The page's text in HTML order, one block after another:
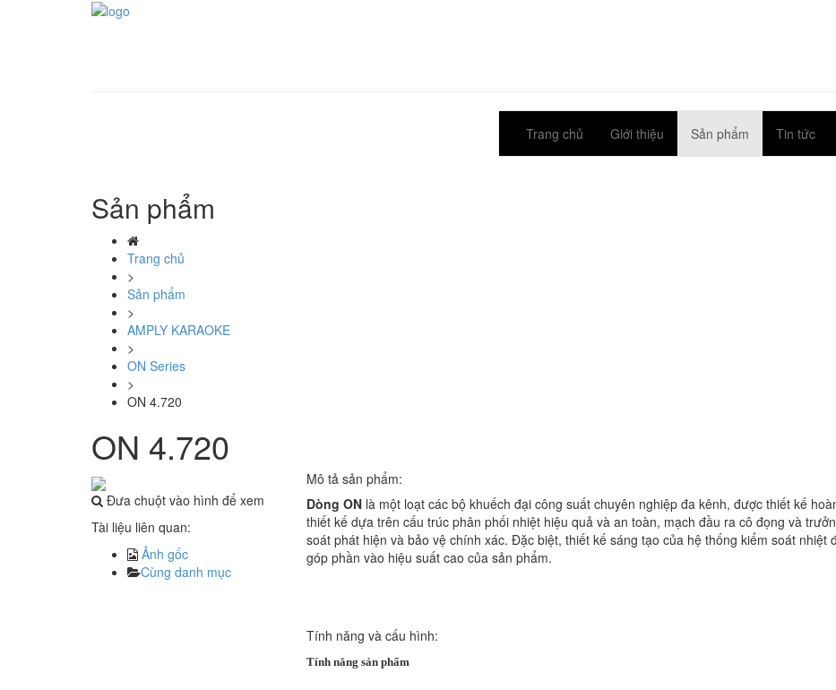
Trang chủ Giới thiệu Sản phẩm Tin tức
Sản phẩm
Trang chủ
>
Sản phẩm
>
AMPLY KARAOKE
>
ON Series
>
ON 4.720
ON 4.720
Đưa chuột vào hình để xem
Tài liệu liên quan:
Ảnh gốc
Cùng danh mục
Mô tả sản phẩm:
Dòng ON là một loạt các bộ khuếch đại công suất chuyên nghiệp đa kênh, được thiết kế
thiết kế dựa trên cấu trúc phân phối nhiệt hiệu quả và an toàn, mạch đầu ra cô đọng và
soát phát hiện và bảo vệ chính xác. Đặc biệt, thiết kế sáng tạo của hệ thống kiểm soát
góp phần vào hiệu suất cao của sản phẩm.
Tính năng và cấu hình:
Tính năng sản phẩm